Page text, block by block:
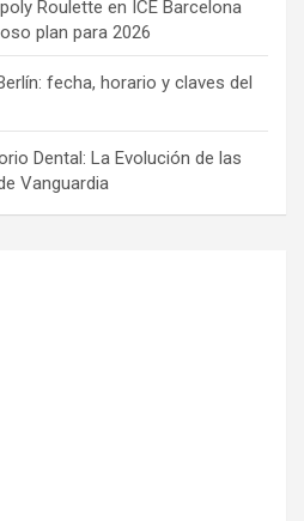
Roulette en ICE Barcelona
plan para 2026
fecha, horario y claves del
Dental: La Evolución de las
Vanguardia